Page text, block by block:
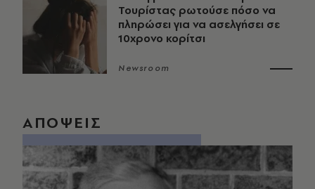
Τουρίστας ρωτούσε πόσο να
πληρώσει για να ασελγήσει σε
10χρονο κορίτσι
Newsroom
ΑΠΟΨΕΙΣ